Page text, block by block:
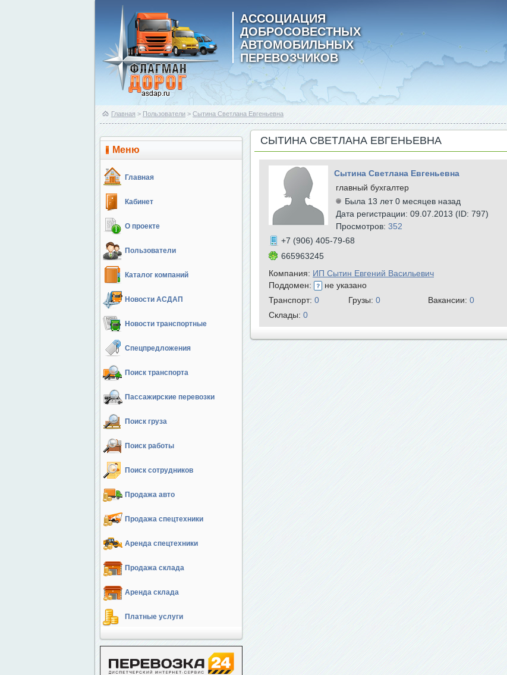
АССОЦИАЦИЯ
ДОБРОСОВЕСТНЫХ
АВТОМОБИЛЬНЫХ
ПЕРЕВОЗЧИКОВ
Главная > Пользователи > Сытина Светлана Евгеньевна
Меню
Главная
Кабинет
О проекте
Пользователи
Каталог компаний
Новости АСДАП
Новости транспортные
Спецпредложения
Поиск транспорта
Пассажирские перевозки
Поиск груза
Поиск работы
Поиск сотрудников
Продажа авто
Продажа спецтехники
Аренда спецтехники
Продажа склада
Аренда склада
Платные услуги
СЫТИНА СВЕТЛАНА ЕВГЕНЬЕВНА
Сытина Светлана Евгеньевна
главный бухгалтер
Была 13 лет 0 месяцев назад
Дата регистрации: 09.07.2013 (ID: 797)
Просмотров: 352
+7 (906) 405-79-68
665963245
Компания: ИП Сытин Евгений Васильевич
Поддомен:
не указано
Транспорт: 0 Грузы: 0 Вакансии: 0
Склады: 0